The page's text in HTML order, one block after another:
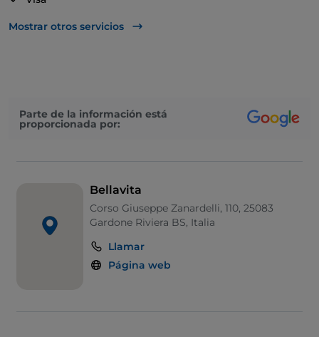
Acceso para inválidos
Wi-Fi
Mostrar otros servicios
Parte de la información está
proporcionada por:
Bellavita
Corso Giuseppe Zanardelli, 110, 25083
Gardone Riviera BS, Italia
Llamar
Página web